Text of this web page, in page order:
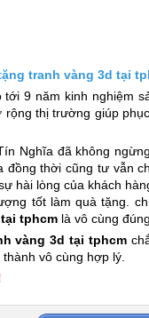
tranh vàng 3d tại
9 năm kinh nghiệm
thị trường giúp
Nghĩa đã không
thời cũng tư vẫn
hài lòng của khách
tốt làm quà tặng.
tphcm là vô cùng
vàng 3d tại tphcm
vô cùng hợp lý.